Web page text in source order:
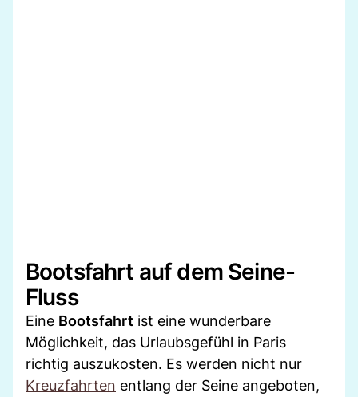
Bootsfahrt auf dem Seine-
Fluss
Eine Bootsfahrt ist eine wunderbare
Möglichkeit, das Urlaubsgefühl in Paris
richtig auszukosten. Es werden nicht nur
Kreuzfahrten entlang der Seine angeboten,